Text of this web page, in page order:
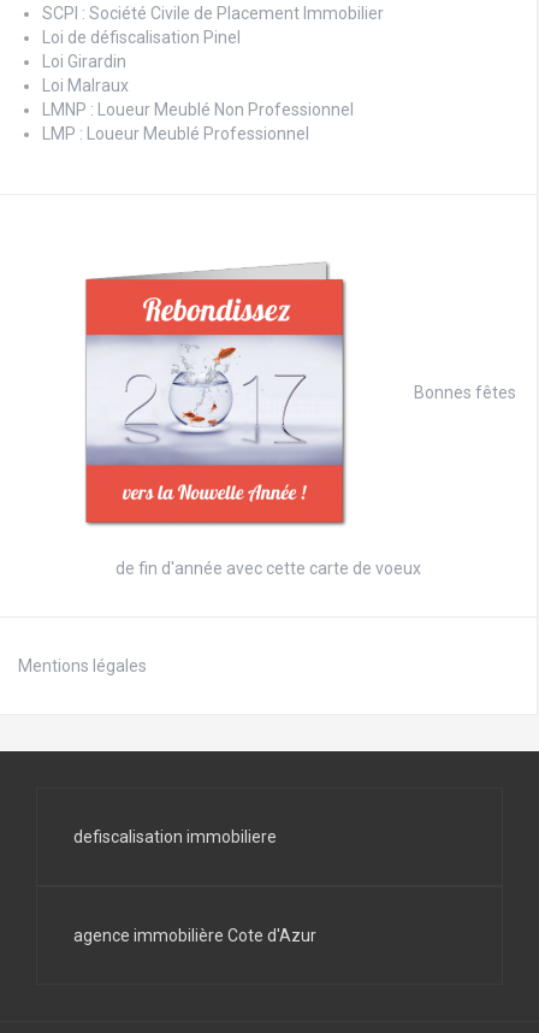
SCPI : Société Civile de Placement Immobilier
Loi de défiscalisation Pinel
Loi Girardin
Loi Malraux
LMNP : Loueur Meublé Non Professionnel
LMP : Loueur Meublé Professionnel
Bonnes fêtes
de fin d'année avec cette carte de voeux
Mentions légales
defiscalisation immobiliere
agence immobilière Cote d'Azur